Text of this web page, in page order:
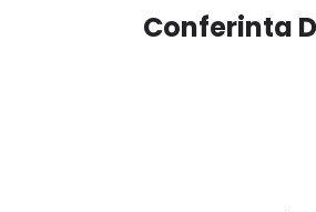
Conferinta